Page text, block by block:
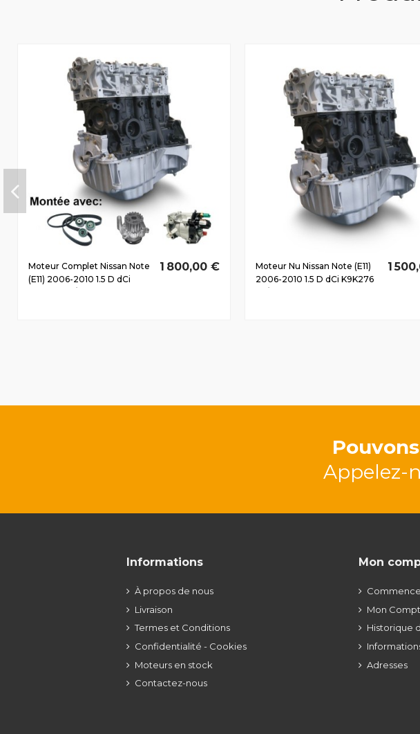
Moteur Complet Nissan Note
(E11) 2006-2010 1.5 D dCi
1 800,00 €
Moteur Nu Nissan Note (E11)
2006-2010 1.5 D dCi K9K276
1
Appelez-
Informations
À propos de nous
Livraison
Termes et Conditions
Confidentialité - Cookies
Moteurs en stock
Contactez-nous
Mon
Mon
Historique
Adresses